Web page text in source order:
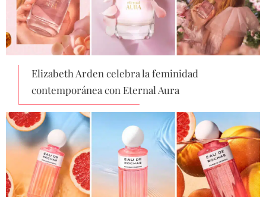
Elizabeth Arden celebra la feminidad
contemporánea con Eternal Aura